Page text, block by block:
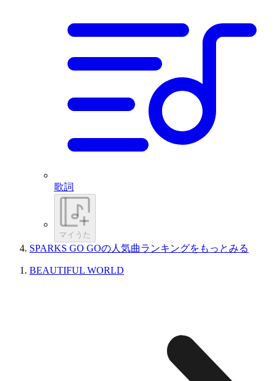
歌詞
マイうた
SPARKS GO GOの人気曲ランキングをもっとみる
BEAUTIFUL WORLD